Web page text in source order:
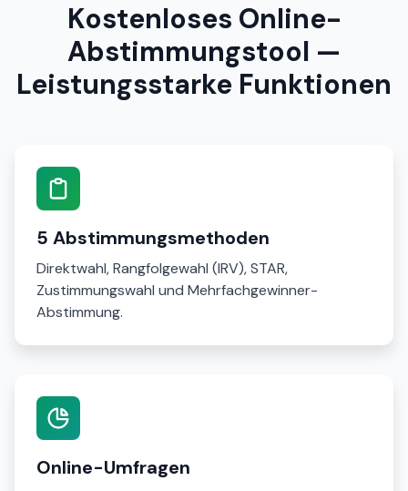
Kostenloses Online-
Abstimmungstool —
Leistungsstarke Funktionen
5 Abstimmungsmethoden
Direktwahl, Rangfolgewahl (IRV), STAR,
Zustimmungswahl und Mehrfachgewinner-
Abstimmung.
Online-Umfragen